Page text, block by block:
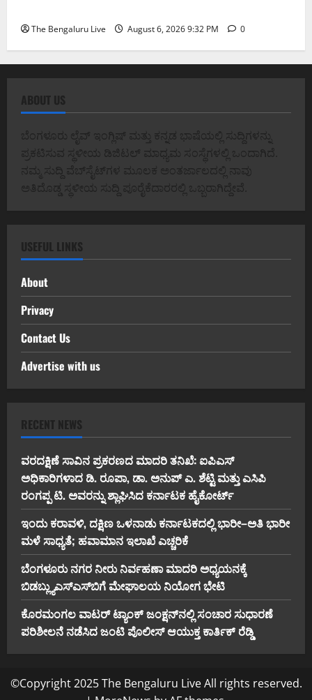
The Bengaluru Live August 6, 2026 9:32 PM 0
ABOUT US
ಬೆಂಗಳೂರು ಲೈವ್ ಇಂಗ್ಲಿಷ್ ಮತ್ತು ಕನ್ನಡ ಭಾಷೆಯಲ್ಲಿ ಸುದ್ದಿಗಳನ್ನು
ಪ್ರಕಟಿಸುವ ಸ್ಥಳೀಯ ಡಿಜಿಟಲ್ ಮಾಧ್ಯಮ ಸಂಸ್ಥೆಗಳಲ್ಲಿ ಒಂದಾಗಿದೆ.
ನಮ್ಮ ಸುದ್ದಿ ವೆಬ್‌ಸೈಟ್‌ಗಳ ಮೂಲಕ ಅಂತರ್ಜಾಲದಲ್ಲಿ ನಾವು
ಅತಿದೊಡ್ಡ ಸ್ಥಳೀಯ ಸುದ್ದಿ ಪೂರೈಕೆದಾರರಲ್ಲಿ ಒಬ್ಬರಾಗಿದ್ದೇವೆ.
USEFUL LINKS
About
Privacy
Contact Us
Advertise with us
RECENT NEWS
ವರದಕ್ಷಿಣೆ ಸಾವಿನ ಪ್ರಕರಣದ ಮಾದರಿ ತನಿಖೆ: ಐಪಿಎಸ್
ಅಧಿಕಾರಿಗಳಾದ ಡಿ. ರೂಪಾ, ಡಾ. ಅನುಪ್ ಎ. ಶೆಟ್ಟಿ ಮತ್ತು ಎಸಿಪಿ
ರಂಗಪ್ಪ ಟಿ. ಅವರನ್ನು ಶ್ಲಾಘಿಸಿದ ಕರ್ನಾಟಕ ಹೈಕೋರ್ಟ್
ಇಂದು ಕರಾವಳಿ, ದಕ್ಷಿಣ ಒಳನಾಡು ಕರ್ನಾಟಕದಲ್ಲಿ ಭಾರೀ–ಅತಿ ಭಾರೀ
ಮಳೆ ಸಾಧ್ಯತೆ; ಹವಾಮಾನ ಇಲಾಖೆ ಎಚ್ಚರಿಕೆ
ಬೆಂಗಳೂರು ನಗರ ನೀರು ನಿರ್ವಹಣಾ ಮಾದರಿ ಅಧ್ಯಯನಕ್ಕೆ
ಬಿ‌ಡಬ್ಲ್ಯು‌ಎಸ್‌ಎಸ್‌ಬಿಗೆ ಮೇಘಾಲಯ ನಿಯೋಗ ಭೇಟಿ
ಕೊರಮಂಗಲ ವಾಟರ್ ಟ್ಯಾಂಕ್ ಜಂಕ್ಷನ್‌ನಲ್ಲಿ ಸಂಚಾರ ಸುಧಾರಣೆ
ಪರಿಶೀಲನೆ ನಡೆಸಿದ ಜಂಟಿ ಪೊಲೀಸ್ ಆಯುಕ್ತ ಕಾರ್ತಿಕ್ ರೆಡ್ಡಿ
©Copyright 2025 The Bengaluru Live All rights reserved.